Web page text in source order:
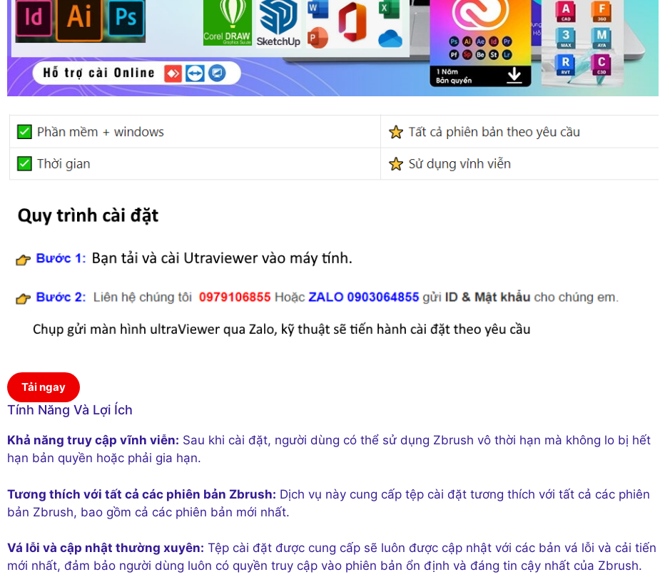
Tải ngay
Tính Năng Và Lợi Ích
Khả năng truy cập vĩnh viễn: Sau khi cài đặt, người dùng có thể sử dụng Zbrush vô thời hạn mà không lo bị hết
hạn bản quyền hoặc phải gia hạn.
Tương thích với tất cả các phiên bản Zbrush: Dịch vụ này cung cấp tệp cài đặt tương thích với tất cả các phiên
bản Zbrush, bao gồm cả các phiên bản mới nhất.
Vá lỗi và cập nhật thường xuyên: Tệp cài đặt được cung cấp sẽ luôn được cập nhật với các bản vá lỗi và cải tiến
mới nhất, đảm bảo người dùng luôn có quyền truy cập vào phiên bản ổn định và đáng tin cậy nhất của Zbrush.